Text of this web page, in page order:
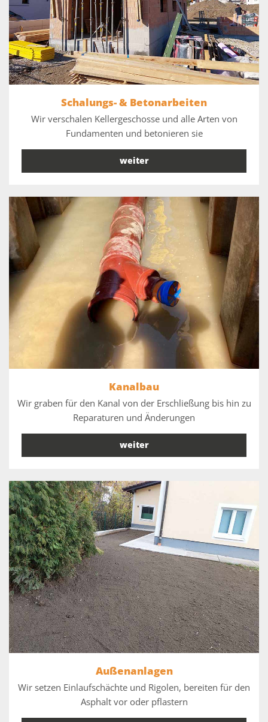
Schalungs- & Betonarbeiten
Wir verschalen Kellergeschosse und alle Arten von
Fundamenten und betonieren sie
weiter
Kanalbau
Wir graben für den Kanal von der Erschließung bis hin zu
Reparaturen und Änderungen
weiter
Außenanlagen
Wir setzen Einlaufschächte und Rigolen, bereiten für den
Asphalt vor oder pflastern